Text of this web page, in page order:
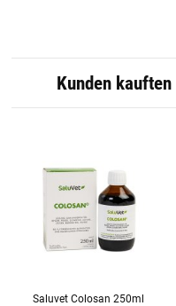
Kunden
Saluvet Colosan 250ml